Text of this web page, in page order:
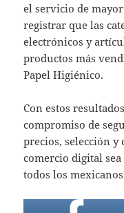
el servicio de
registrar que las
electrónicos y
productos más
Papel Higiénico.
Con estos
compromiso de
precios, selección y
comercio digital
todos los